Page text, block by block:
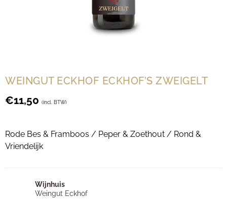
WEINGUT ECKHOF ECKHOF’S ZWEIGELT
€11,50 (incl. BTW)
Rode Bes & Framboos / Peper & Zoethout / Rond &
Vriendelijk
Wijnhuis
Weingut Eckhof